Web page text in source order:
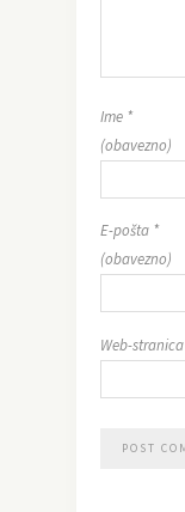
Ime *
(obavezno)
E-pošta *
(obavezno)
Web-stranica